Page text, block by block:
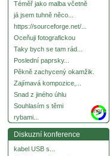
Téměř jako malba včetně
já jsem tuhně něco...
https://sourceforge.net/...
Oceňuji fotografickou
Taky bych se tam rád...
Poslední paprsky...
Pěkně zachycený okamžik.
Zajímavá kompozice,...
Snad z jiného úhlu
Souhlasím s těmi
rybami...
more
Diskuzní konference
kabel USB s...